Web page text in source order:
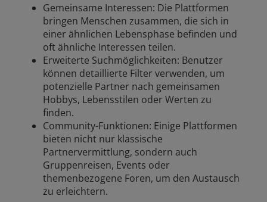
Gemeinsame Interessen: Die Plattformen
bringen Menschen zusammen, die sich in
einer ähnlichen Lebensphase befinden und
oft ähnliche Interessen teilen.
Erweiterte Suchmöglichkeiten: Benutzer
können detaillierte Filter verwenden, um
potenzielle Partner nach gemeinsamen
Hobbys, Lebensstilen oder Werten zu
finden.
Community-Funktionen: Einige Plattformen
bieten nicht nur klassische
Partnervermittlung, sondern auch
Gruppenreisen, Events oder
themenbezogene Foren, um den Austausch
zu erleichtern.